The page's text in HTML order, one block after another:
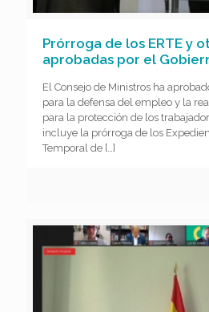
Prórroga de los ERTE y
aprobadas por el
El Consejo de Ministros ha
para la defensa del empleo y la
para la protección de los
incluye la prórroga de los
Temporal de […]